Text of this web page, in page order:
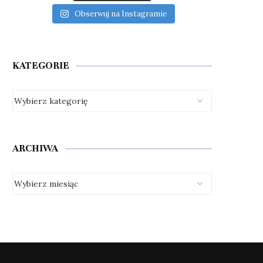
Obserwuj na Instagramie
KATEGORIE
ARCHIWA